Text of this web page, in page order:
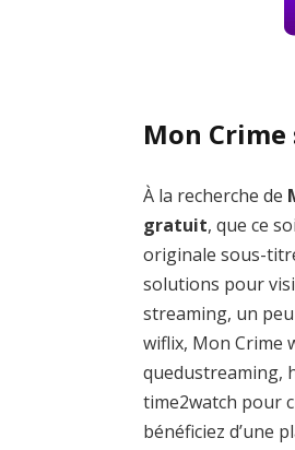
Mon
À la recherche de
gratuit, que ce
originale sous-
solutions pour
streaming, un
wiflix, Mon Crime
quedustreaming,
time2watch pour
bénéficiez d’une